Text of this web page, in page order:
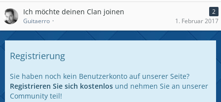
Ich möchte deinen Clan joinen
2
Guitaerro
1. Februar 2017
Registrierung
Sie haben noch kein Benutzerkonto auf unserer Seite?
Registrieren Sie sich kostenlos und nehmen Sie an unserer
Community teil!